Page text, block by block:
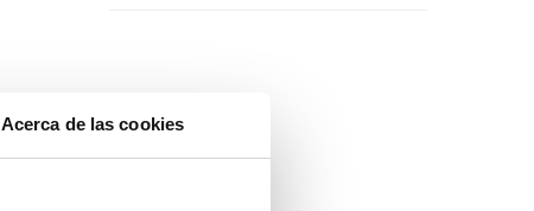
Acerca de las cookies